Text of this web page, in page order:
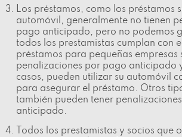
Los préstamos, como los préstamos
automóvil, generalmente no tienen
pago anticipado, pero no podemos
todos los prestamistas cumplan con
préstamos para pequeñas empresas
penalizaciones por pago anticipado
casos, pueden utilizar su automóvil
para asegurar el préstamo. Otros
también pueden tener
anticipado.
Todos los prestamistas y socios que